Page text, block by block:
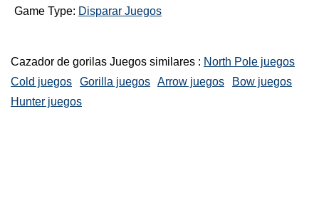
Game Type: Disparar Juegos
Cazador de gorilas Juegos similares : North Pole juegos
Cold juegos
Gorilla juegos Arrow juegos
Bow juegos
Hunter juegos